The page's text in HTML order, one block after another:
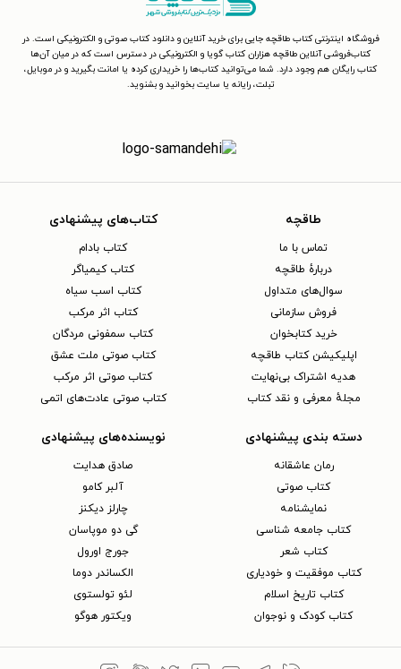
فروشگاه اینترنتی کتاب طاقچه جایی برای خرید آنلاین و دانلود کتاب صوتی و الکترونیکی است. در
کتاب‌فروشی آنلاین طاقچه هزاران کتاب گویا و الکترونیکی در دسترس است که در میان آن‌ها
کتاب رایگان هم وجود دارد. شما می‌توانید کتاب‌ها را خریداری کرده یا امانت بگیرید و در موبایل،
تبلت، رایانه یا سایت بخوانید و بشنوید.
طاقچه
تماس با ما
دربارهٔ طاقچه
سوال‌های متداول
فروش سازمانی
خرید کتابخوان
اپلیکیشن کتاب طاقچه
هدیه اشتراک بی‌نهایت
مجلهٔ معرفی و نقد کتاب
کتاب‌های پیشنهادی
کتاب بادام
کتاب کیمیاگر
کتاب اسب سیاه
کتاب اثر مرکب
کتاب سمفونی مردگان
کتاب صوتی ملت عشق
کتاب صوتی اثر مرکب
کتاب صوتی عادت‌های اتمی
دسته بندی پیشنهادی
رمان عاشقانه
کتاب‌ صوتی
نمایشنامه
کتاب جامعه شناسی
کتاب شعر
کتاب موفقیت و خودیاری
کتاب تاریخ اسلام
کتاب کودک و نوجوان
نویسنده‌های پیشنهادی
صادق هدایت
آلبر کامو
چارلز دیکنز
گی دو موپاسان
جورج اورول
الکساندر دوما
لئو تولستوی
ویکتور هوگو